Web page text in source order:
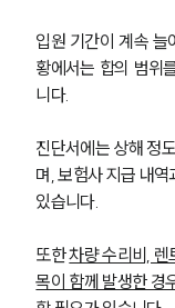
입원 기간이 계속 늘
황에서는 합의 범위
니다.
진단서에는 상해 정
며, 보험사 지급 내
있습니다.
또한 차량 수리비, 렌
목이 함께 발생한 경